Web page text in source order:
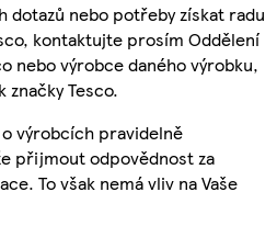
dotazů nebo potřeby získat radu
kontaktujte prosím Oddělení
nebo výrobce daného výrobku,
značky Tesco.
výrobcích pravidelně
přijmout odpovědnost za
To však nemá vliv na Vaše